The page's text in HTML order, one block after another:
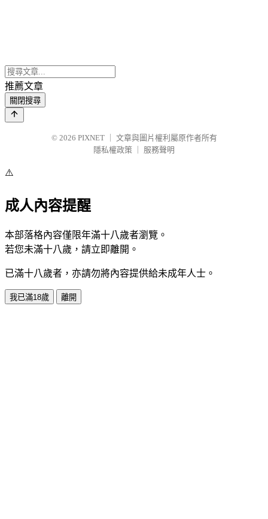
推薦文章
關閉搜尋
© 2026 PIXNET
文章與圖片權利屬原作者所有
隱私權政策
服務聲明
⚠️
成人內容提醒
本部落格內容僅限年滿十八歲者瀏覽。
若您未滿十八歲，請立即離開。
已滿十八歲者，亦請勿將內容提供給未成年人士。
我已滿18歲 離開